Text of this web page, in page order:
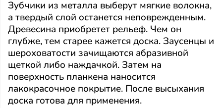
Зубчики из металла выберут мягкие волокна,
а твердый слой останется неповрежденным.
Древесина приобретет рельеф. Чем он
глубже, тем старее кажется доска. Заусенцы и
шероховатости зачищаются абразивной
щеткой либо наждачкой. Затем на
поверхность планкена наносится
лакокрасочное покрытие. После высыхания
доска готова для применения.